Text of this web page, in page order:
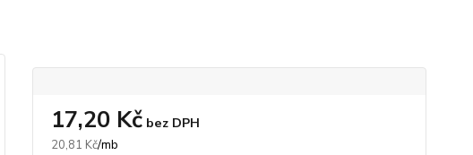
20,81 Kč/mb
17,20 Kč bez DPH